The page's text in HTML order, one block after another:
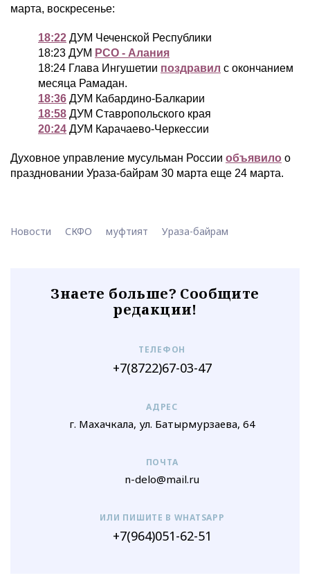
марта, воскресенье:
18:22 ДУМ Чеченской Республики
18:23 ДУМ РСО - Алания
18:24 Глава Ингушетии поздравил с окончанием
месяца Рамадан.
18:36 ДУМ Кабардино-Балкарии
18:58 ДУМ Ставропольского края
20:24 ДУМ Карачаево-Черкессии
Духовное управление мусульман России объявило о
праздновании Ураза-байрам 30 марта еще 24 марта.
Новости СКФО муфтият Ураза-байрам
Знаете больше? Сообщите
редакции!
ТЕЛЕФОН
+7(8722)67-03-47
АДРЕС
г. Махачкала, ул. Батырмурзаева, 64
ПОЧТА
n-delo@mail.ru
ИЛИ ПИШИТЕ В WHATSAPP
+7(964)051-62-51